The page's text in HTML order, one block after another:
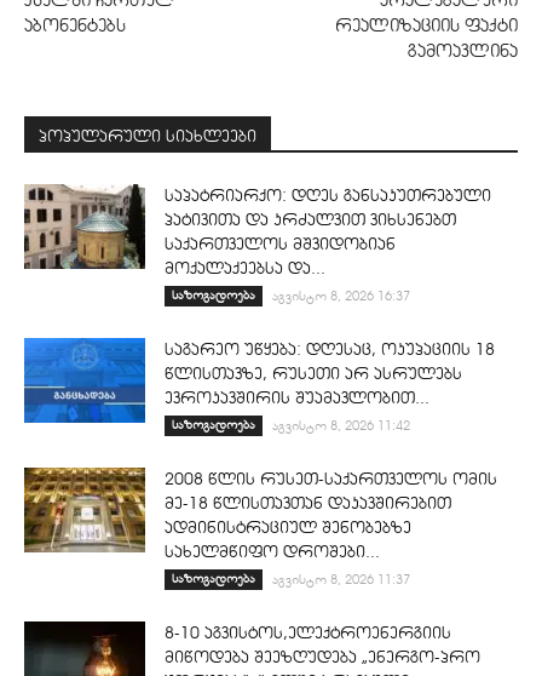
აბონენტებს
რეალიზაციის ფაქტი
გამოავლინა
პოპულარული სიახლეები
საპატრიარქო: დღეს განსაკუთრებული
პატივითა და კრძალვით ვიხსენებთ
საქართველოს მშვიდობიან
მოქალაქეებსა და...
საზოგადოება აგვისტო 8, 2026 16:37
საგარეო უწყება: დღესაც, ოკუპაციის 18
წლისთავზე, რუსეთი არ ასრულებს
ევროკავშირის შუამავლობით...
საზოგადოება აგვისტო 8, 2026 11:42
2008 წლის რუსეთ-საქართველოს ომის
მე-18 წლისთავთან დაკავშირებით
ადმინისტრაციულ შენობებზე
სახელმწიფო დროშები...
საზოგადოება აგვისტო 8, 2026 11:37
8-10 აგვისტოს,ელექტროენერგიის
მიწოდება შეეზღუდება „ენერგო-პრო